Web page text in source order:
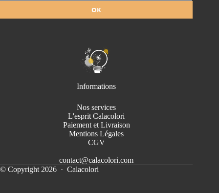
email
OK
Informations
Nos services
L'esprit Calacolori
Paiement et Livraison
Mentions Légales
CGV
contact@calacolori.com
© Copyright 2026 · Calacolori